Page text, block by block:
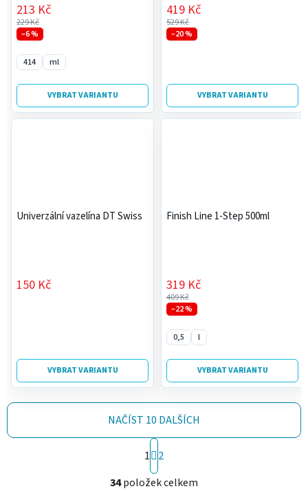
229 Kč
213 Kč
–6 %
VYBRAT VARIANTU
414 ml
529 Kč
419 Kč
–20 %
VYBRAT VARIANTU
Univerzální vazelína DT Swiss
150 Kč
VYBRAT VARIANTU
Finish Line 1-Step 500ml
409 Kč
319 Kč
–22 %
VYBRAT VARIANTU
0,5 l
O
v
NAČÍST 10 DALŠÍCH
S
t
r
1
2
34položek celkem